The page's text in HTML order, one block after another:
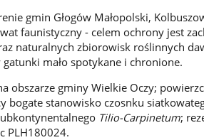
gmin Głogów Małopolski,
faunistyczny - celem ochrony jest
naturalnych zbiorowisk roślinnych
mało spotykane i chronione.
obszarze gminy Wielkie Oczy;
bogate stanowisko czosnku
Tilio-Carpinetum;
PLH180024.